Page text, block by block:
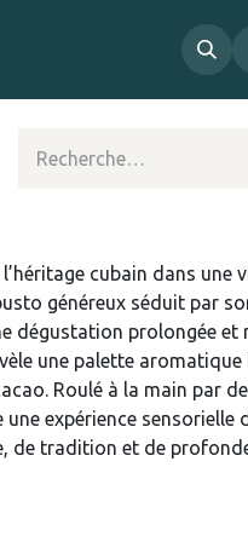
l’héritage cubain dans
généreux séduit par
dégustation prolongée et
une palette
Roulé à la main par
une expérience
de tradition et de